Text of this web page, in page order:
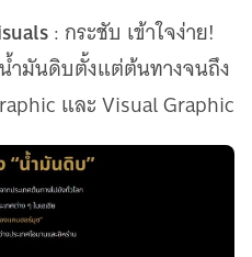
: กระชับ เข้าใจง่าย!
ำมันดิบตั้งแต่ต้นทางจนถึง
และ Visual Graphic